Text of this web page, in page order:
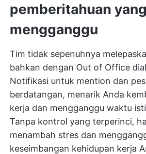
pemberitahuan yang
mengganggu
Tim tidak sepenuhnya
bahkan dengan Out of Office
Notifikasi untuk mention dan
berdatangan, menarik Anda
kerja dan mengganggu waktu
Tanpa kontrol yang terperinci,
menambah stres dan
keseimbangan kehidupan kerja